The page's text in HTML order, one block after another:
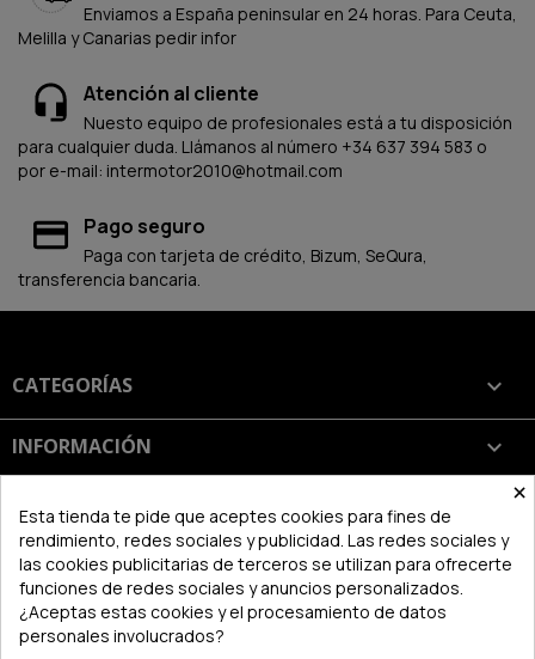
Enviamos a España peninsular en 24 horas. Para Ceuta,
Melilla y Canarias pedir infor
Atención al cliente
Nuesto equipo de profesionales está a tu disposición
para cualquier duda. Llámanos al número +34 637 394 583 o
por e-mail: intermotor2010@hotmail.com
Pago seguro
Paga con tarjeta de crédito, Bizum, SeQura,
transferencia bancaria.
CATEGORÍAS 
INFORMACIÓN 
SU CUENTA
INFORMACIÓN DE LA TIENDA keyboard_arrow_down
×
Esta tienda te pide que aceptes cookies para fines de
rendimiento, redes sociales y publicidad. Las redes sociales y
las cookies publicitarias de terceros se utilizan para ofrecerte
funciones de redes sociales y anuncios personalizados.
¿Aceptas estas cookies y el procesamiento de datos
personales involucrados?